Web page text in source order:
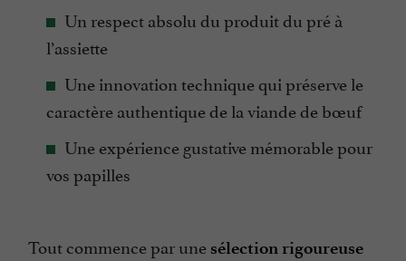
Un respect absolu du produit du pré à
l’assiette
Une innovation technique qui préserve le
caractère authentique de la viande de bœuf
Une expérience gustative mémorable pour
vos papilles
Tout commence par une sélection rigoureuse